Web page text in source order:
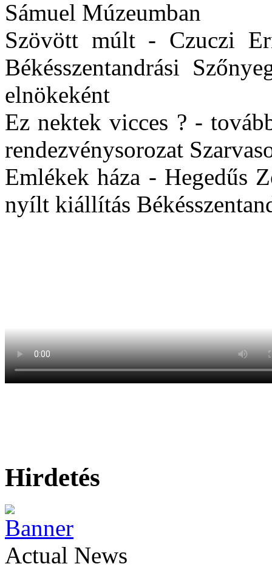
Sámuel Múzeumban
Szövött múlt - Czuczi
Békésszentandrási
elnökeként
Ez nektek vicces ? -
rendezvénysorozat
Emlékek háza - Hegedűs
nyílt kiállítás
Hirdetés
Actual News